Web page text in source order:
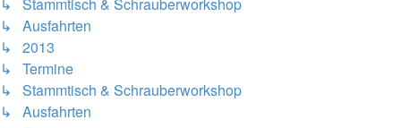
↳ Ausfahrten
↳ 2013
↳ Termine
↳ Stammtisch & Schrauberworkshop
↳ Ausfahrten